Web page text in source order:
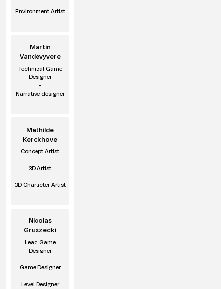
-
Environment Artist
Martin
Vandevyvere
Technical Game
Designer
-
Narrative designer
Mathilde
Kerckhove
Concept Artist
-
3D Artist
-
3D Character Artist
Nicolas
Gruszecki
Lead Game
Designer
-
Game Designer
-
Level Designer